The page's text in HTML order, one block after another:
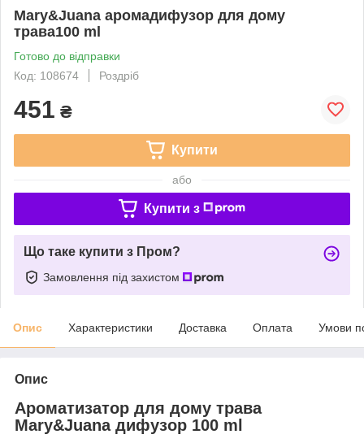
Mary&Juana аромадифузор для дому
трава100 ml
Готово до відправки
Код: 108674
Роздріб
451 ₴
Купити
або
Купити з
Що таке купити з Пром?
Замовлення під захистом
Опис Характеристики Доставка Оплата Умови
Опис
Ароматизатор для дому трава
Mary&Juana дифузор 100 ml